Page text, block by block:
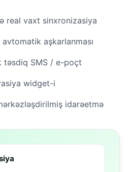
real vaxt sinxronizasiya
avtomatik aşkarlanması
təsdiq SMS / e-poçt
widget-i
idarəetmə